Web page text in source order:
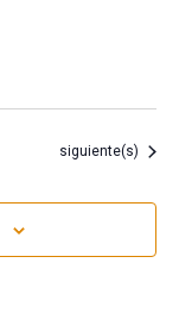
Eventos
siguiente(s)